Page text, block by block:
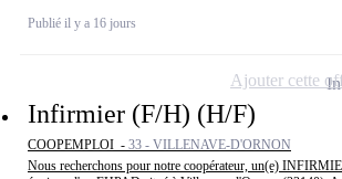
Publié il y a 16 jours
Infirmier (F/H) (H/F)
COOPEMPLOI - 33 - VILLENAVE-D'ORNON
Nous recherchons pour notre coopérateur, un(e)
Ajouter cette